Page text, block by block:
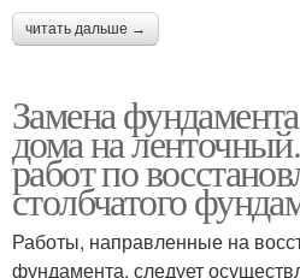
читать дальше →
Замена
дома на
работ по
столбчатого
Работы, направленные на
фундамента, следует